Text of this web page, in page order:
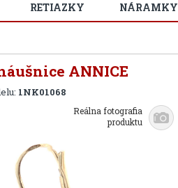
RETIAZKY NÁRAMKY
ANNICE
1NK01068
Reálna fotografia
produktu